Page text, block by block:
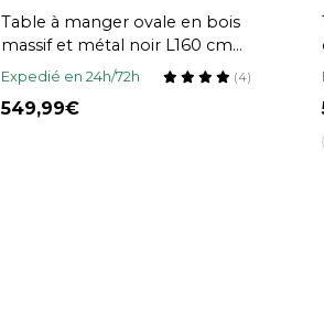
Table à manger ovale en bois
massif et métal noir L160 cm
OBALI
Expedié en 24h/72h (4)
549,99